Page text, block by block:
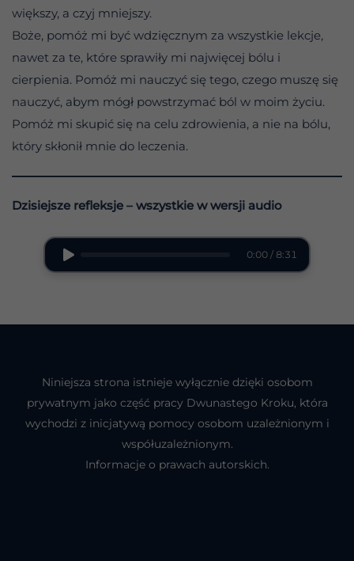
większy, a czyj mniejszy.
Boże, pomóż mi być wdzięcznym za wszystkie lekcje,
nawet za te, które sprawiły mi najwięcej bólu i
cierpienia. Pomóż mi nauczyć się tego, czego muszę się
nauczyć, abym mógł powstrzymać ból w moim życiu.
Pomóż mi skupić się na celu zdrowienia, a nie na bólu,
który skłonił mnie do leczenia.
Dzisiejsze refleksje – wszystkie w wersji audio
0:00 / 8:31
Niniejsza strona istnieje wyłącznie dzięki osobom
prywatnym jako część pracy Dwunastego Kroku, która
wychodzi z inicjatywą pomocy osobom uzależnionym i
współuzależnionym.
Informacje o prawach autorskich.